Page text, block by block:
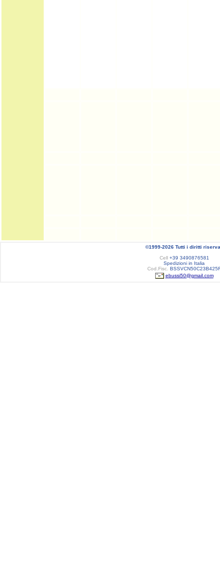
©1999-2026 Tutti i diritti
Cell+39 3490876581
Spedizioni in Italia
Cod.Fisc.
ebussi50@gmail.com